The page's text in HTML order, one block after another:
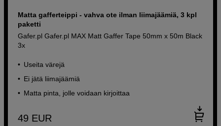
Matta gafferteippi - vahva ote ilman liimajäämiä, 3 kpl
paketti
Gafer.pl Gafer.pl MAX Matt Gaffer Tape 50mm x 50m Black
3x
Useita värejä
Ei jätä liimajäämiä
Matta pinta, jolle voidaan kirjoittaa
49 EUR